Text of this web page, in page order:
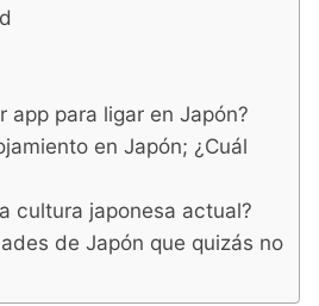
app para ligar en Japón?
en Japón; ¿Cuál
cultura japonesa actual?
de Japón que quizás no